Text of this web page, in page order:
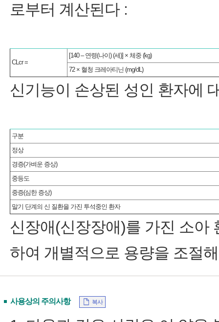
로부터 계산된다 :
CLcr =
[140 – 연령(나이) (세)] × 체중 (kg)
72 × 혈청 크레아티닌 (mg/dL)
신기능이 손상된 성인 환자에
구분
정상
경증(가벼운 증상)
중등도
중증(심한 증상)
말기 단계의 신 질환을 가진 투석중인 환자
신장애(신장장애)를 가진 소아
하여 개별적으로 용량을 조절
사용상의 주의사항 복사